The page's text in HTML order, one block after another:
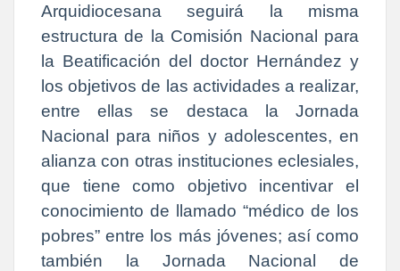
Arquidiocesana seguirá la misma
estructura de la Comisión Nacional para
la Beatificación del doctor Hernández y
los objetivos de las actividades a realizar,
entre ellas se destaca la Jornada
Nacional para niños y adolescentes, en
alianza con otras instituciones eclesiales,
que tiene como objetivo incentivar el
conocimiento de llamado “médico de los
pobres” entre los más jóvenes; así como
también la Jornada Nacional de